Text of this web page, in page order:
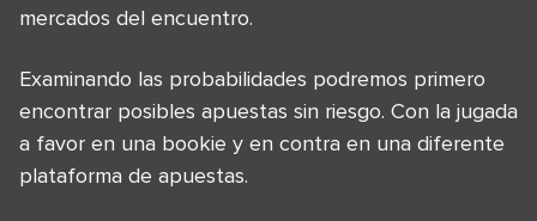
mercados del encuentro.
Examinando las probabilidades podremos primero
encontrar posibles apuestas sin riesgo. Con la jugada
a favor en una bookie y en contra en una diferente
plataforma de apuestas.